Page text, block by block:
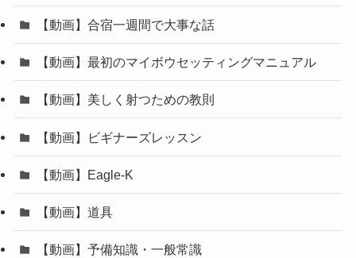
【動画】合宿一週間で大事な話
【動画】最初のマイボウセッティングマニュアル
【動画】美しく射つための教則
【動画】ビギナーズレッスン
【動画】Eagle-K
【動画】道具
【動画】予備知識・一般常識